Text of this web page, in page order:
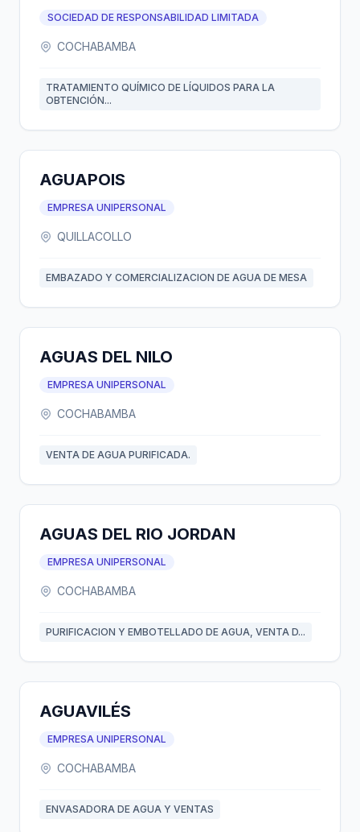
SOCIEDAD DE RESPONSABILIDAD LIMITADA
COCHABAMBA
TRATAMIENTO QUÍMICO DE LÍQUIDOS PARA LA
OBTENCIÓN...
AGUAPOIS
EMPRESA UNIPERSONAL
QUILLACOLLO
EMBAZADO Y COMERCIALIZACION DE AGUA DE MESA
AGUAS DEL NILO
EMPRESA UNIPERSONAL
COCHABAMBA
VENTA DE AGUA PURIFICADA.
AGUAS DEL RIO JORDAN
EMPRESA UNIPERSONAL
COCHABAMBA
PURIFICACION Y EMBOTELLADO DE AGUA, VENTA D...
AGUAVILÉS
EMPRESA UNIPERSONAL
COCHABAMBA
ENVASADORA DE AGUA Y VENTAS